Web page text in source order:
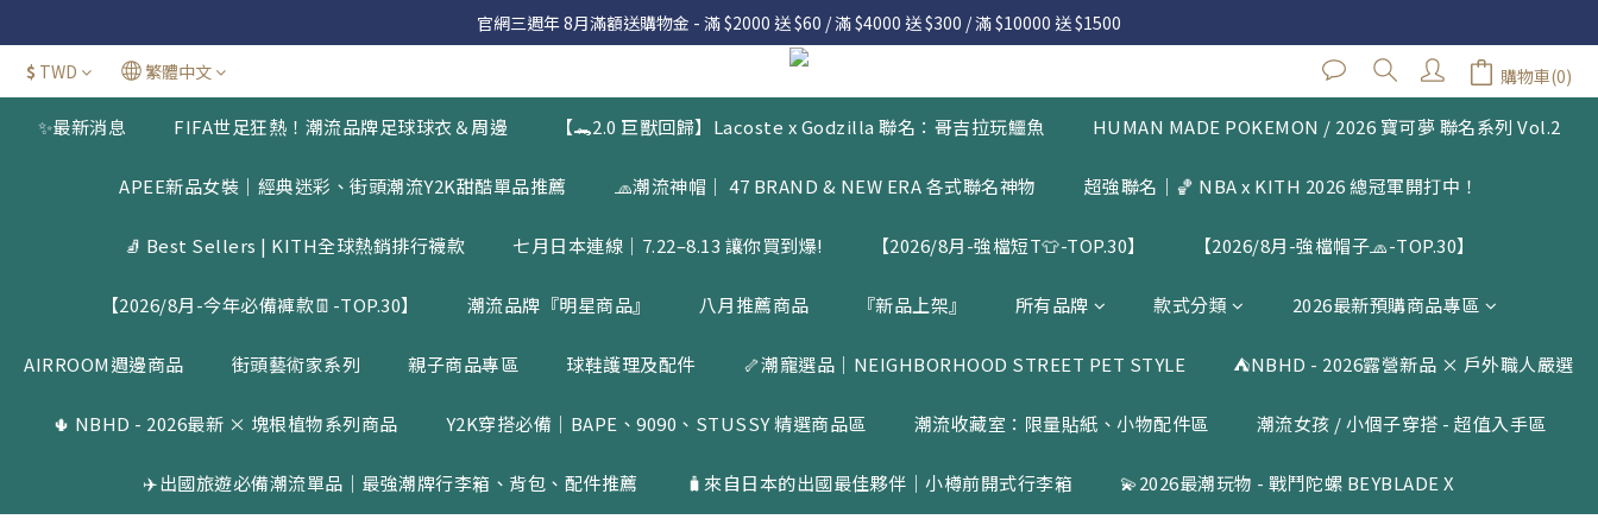
官網三週年 8月滿額送購物金 - 滿 $2000 送 $60 / 滿 $4000 送 $300 / 滿 $10000 送 $1500
官網三週年 8月滿額送購物金 - 滿 $2000 送 $60 / 滿 $4000 送 $300 / 滿 $10000 送 $1500
7.22 – 8.13 日本連線中，絕對讓你買到爆
新加入會員享有 $50購物金  |  消費滿$5000即可免運  |  會員好康制度請詳閱公告
$ TWD 繁體中文 購物車(0)
✨最新消息 FIFA世足狂熱！潮流品牌足球球衣＆周邊 【🐊2.0 巨獸回歸】Lacoste x Godzilla 聯名：哥吉拉玩鱷魚 HUMAN MADE POKEMON / 2026 寶可夢 聯名系列 Vol.2
APEE新品女裝｜經典迷彩、街頭潮流Y2K甜酷單品推薦 🧢潮流神帽｜ 47 BRAND & NEW ERA 各式聯名神物 超強聯名｜🏀 NBA x KITH 2026 總冠軍開打中！
🧦 Best Sellers | KITH全球熱銷排行襪款 七月日本連線｜7.22–8.13 讓你買到爆! 【2026/8月-強檔短T👕-TOP.30】 【2026/8月-強檔帽子🧢-TOP.30】
【2026/8月-今年必備褲款👖-TOP.30】 潮流品牌『明星商品』 八月推薦商品 『新品上架』 所有品牌 款式分類 2026最新預購商品專區
AIRROOM週邊商品 街頭藝術家系列 親子商品專區 球鞋護理及配件 🦴潮寵選品｜NEIGHBORHOOD STREET PET STYLE ⛺️NBHD - 2026露營新品 × 戶外職人嚴選
🌵 NBHD - 2026最新 × 塊根植物系列商品 Y2K穿搭必備｜BAPE、9090、STUSSY 精選商品區 潮流收藏室：限量貼紙、小物配件區 潮流女孩 / 小個子穿搭 - 超值入手區
✈️出國旅遊必備潮流單品｜最強潮牌行李箱、背包、配件推薦 🧳來自日本的出國最佳夥伴｜小樽前開式行李箱 💫2026最潮玩物 - 戰鬥陀螺 BEYBLADE X